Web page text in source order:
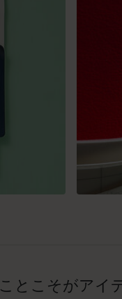
とこそがアイ